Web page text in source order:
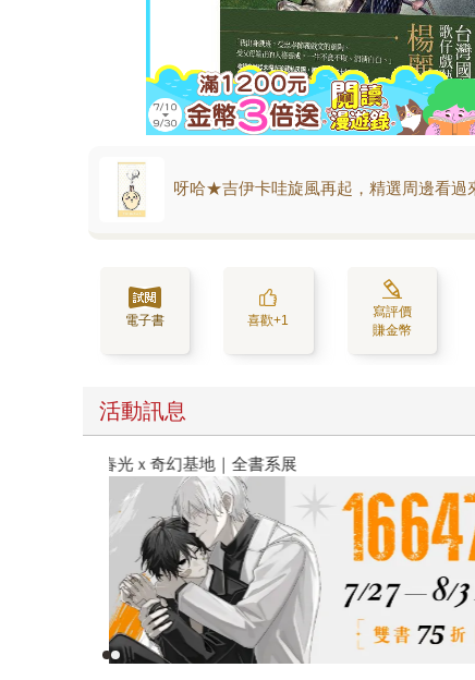
呀哈★吉伊卡哇旋風再起，精選周邊看過
電子書 喜歡+1
寫評價
賺金幣
活動訊息
春光ｘ奇幻基地｜全書系展